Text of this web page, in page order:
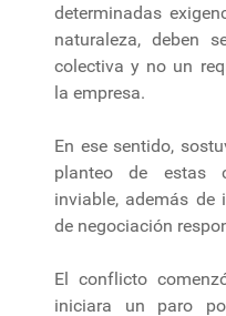
determinadas
naturaleza, deben
colectiva y no un
la empresa.
En ese sentido,
planteo de estas
inviable, además de
de negociación
El conflicto
iniciara un paro